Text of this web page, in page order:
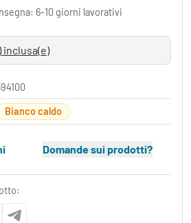
6-10 giorni lavorativi
inclusa(e)
Bianco caldo
Domande sui prodotti?